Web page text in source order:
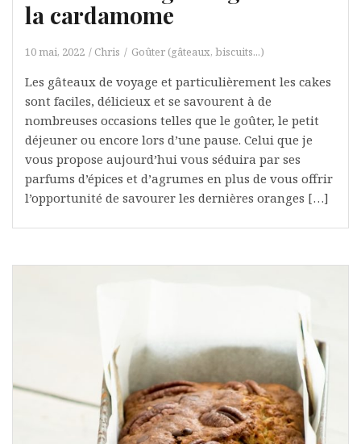
la cardamome
10 mai, 2022 Chris Goûter (gâteaux, biscuits...)
Les gâteaux de voyage et particulièrement les cakes
sont faciles, délicieux et se savourent à de
nombreuses occasions telles que le goûter, le petit
déjeuner ou encore lors d’une pause. Celui que je
vous propose aujourd’hui vous séduira par ses
parfums d’épices et d’agrumes en plus de vous offrir
l’opportunité de savourer les dernières oranges […]